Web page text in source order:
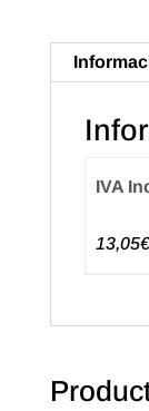
cantidad
IVA